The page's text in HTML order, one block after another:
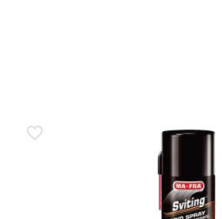
und Displays ist ein pH-neutrales
zu führen, um ein Ablaufen zu
Reinigungsmittel für Leder, Holz